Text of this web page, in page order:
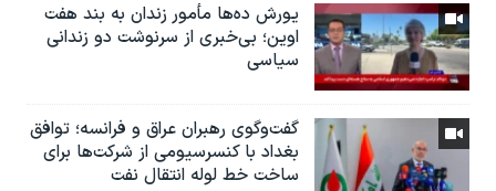
یورش ده‌ها مأمور زندان به بند هفت
اوین؛ بی‌خبری از سرنوشت دو زندانی
سیاسی
گفت‌وگوی رهبران عراق و فرانسه؛ توافق
بغداد با کنسرسیومی از شرکت‌ها برای
ساخت خط لوله انتقال نفت